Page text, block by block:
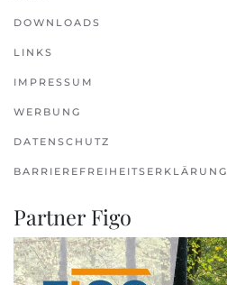
DOWNLOADS
LINKS
IMPRESSUM
WERBUNG
DATENSCHUTZ
BARRIEREFREIHEITSERKLÄRUNG
Partner Figo